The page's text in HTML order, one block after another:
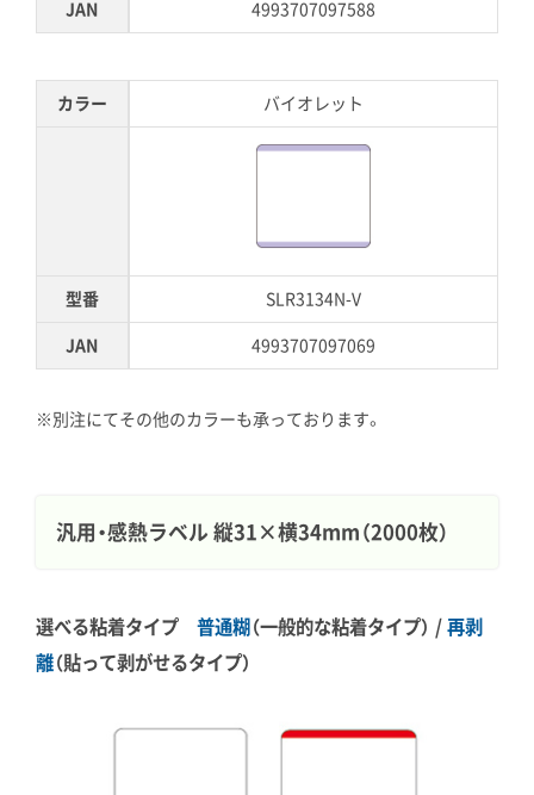
JAN 4993707097588
カラー
型番
JAN
バイオレット
SLR3134N-V
4993707097069
※別注にてその他のカラーも承っております。
汎用・感熱ラベル 縦31×横34mm（2000枚）
選べる粘着タイプ 普通糊 （一般的な粘着タイプ） / 再剥
離（貼って剥がせるタイプ）